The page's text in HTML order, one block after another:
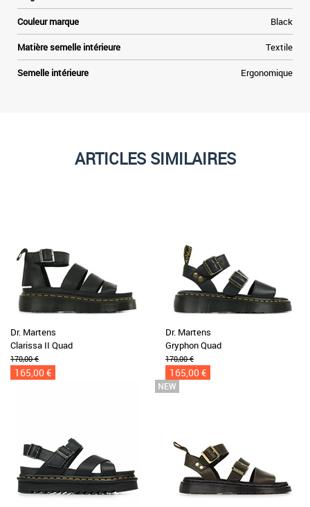
Couleur marque Black
Matière semelle intérieure Textile
Semelle intérieure Ergonomique
ARTICLES SIMILAIRES
Dr. Martens
Clarissa II Quad
170,00 €
165,00 €
Dr. Martens
Gryphon Quad
170,00 €
165,00 €